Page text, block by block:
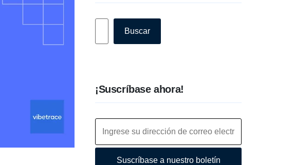
Buscar
¡Suscríbase ahora!
Suscríbase a nuestro boletín